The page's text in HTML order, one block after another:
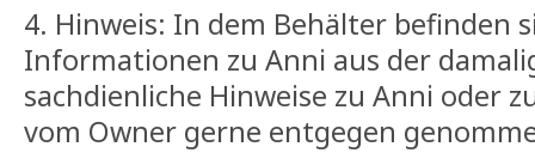
4. Hinweis: In dem Behälter befinden
Informationen zu Anni aus der
sachdienliche Hinweise zu Anni oder
vom Owner gerne entgegen